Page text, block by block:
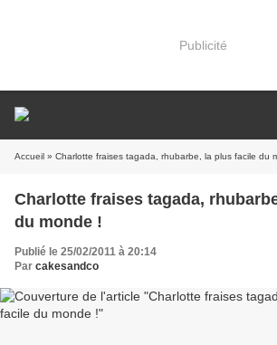
Publicité
Accueil » Charlotte fraises tagada, rhubarbe, la plus facile du
Charlotte fraises tagada,
du monde !
Publié le 25/02/2011 à 20:14
Par cakesandco